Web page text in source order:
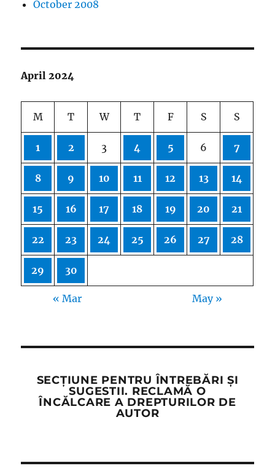
October 2008
April 2024
M T W T F S S
1 2 3 4 5 6 7
8 9 10 11 12 13 14
15 16 17 18 19 20 21
22 23 24 25 26 27 28
29 30
« Mar May »
SECȚIUNE PENTRU ÎNTREBĂRI ȘI
SUGESTII. RECLAMĂ O
ÎNCĂLCARE A DREPTURILOR DE
AUTOR